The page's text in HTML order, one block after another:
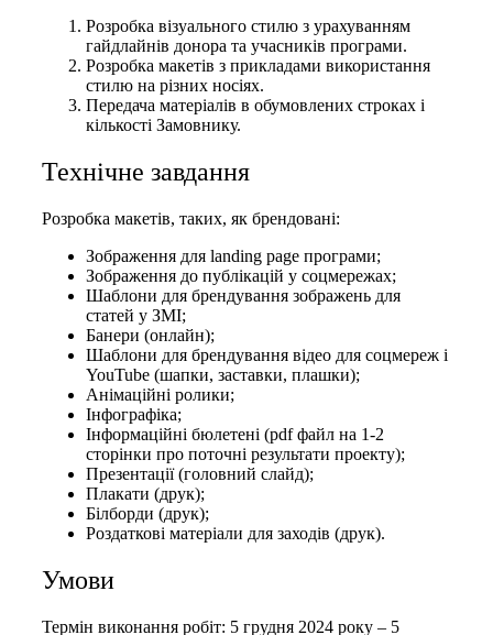
Розробка візуального стилю з урахуванням
гайдлайнів донора та учасників програми.
Розробка макетів з прикладами використання
стилю на різних носіях.
Передача матеріалів в обумовлених строках і
кількості Замовнику.
Технічне завдання
Розробка макетів, таких, як брендовані:
Зображення для landing page програми;
Зображення до публікацій у соцмережах;
Шаблони для брендування зображень для
статей у ЗМІ;
Банери (онлайн);
Шаблони для брендування відео для соцмереж і
YouTube (шапки, заставки, плашки);
Анімаційні ролики;
Інфографіка;
Інформаційні бюлетені (pdf файл на 1-2
сторінки про поточні результати проекту);
Презентації (головний слайд);
Плакати (друк);
Білборди (друк);
Роздаткові матеріали для заходів (друк).
Умови
Термін виконання робіт: 5 грудня 2024 року – 5